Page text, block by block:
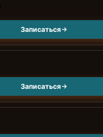
Записаться
Записаться